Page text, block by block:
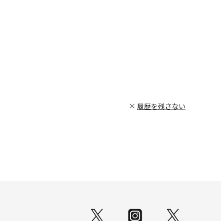
履歴を残さない